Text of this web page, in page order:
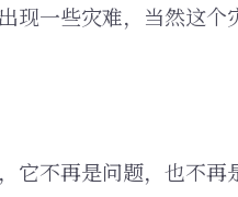
现一些灾难，当然这个
它不再是问题，也不再